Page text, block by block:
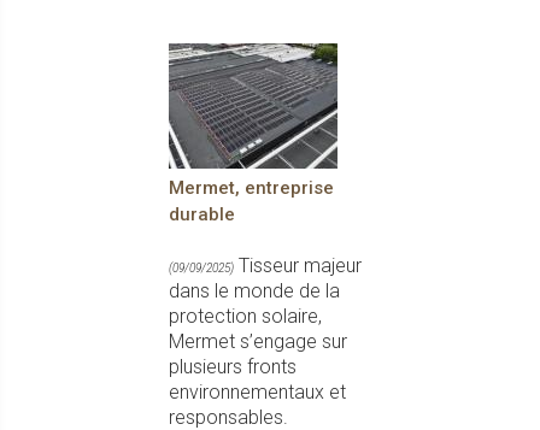
Mermet, entreprise
durable
(09/09/2025) Tisseur majeur
dans le monde de la
protection solaire,
Mermet s’engage sur
plusieurs fronts
environnementaux et
responsables.